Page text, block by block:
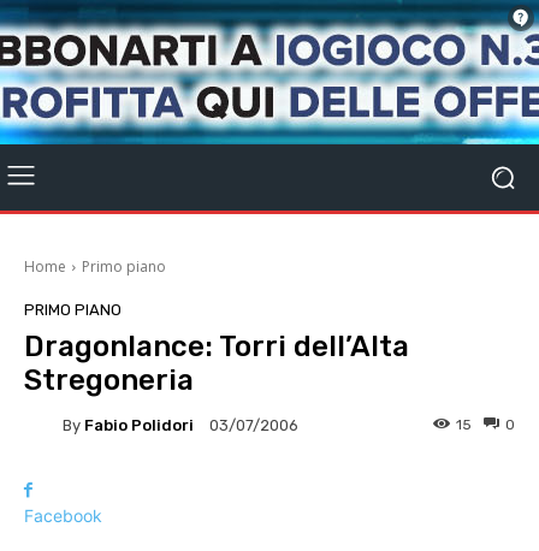
Home Primo piano
PRIMO PIANO
Dragonlance: Torri dell’Alta
Stregoneria
By Fabio Polidori 03/07/2006 0
15
Facebook